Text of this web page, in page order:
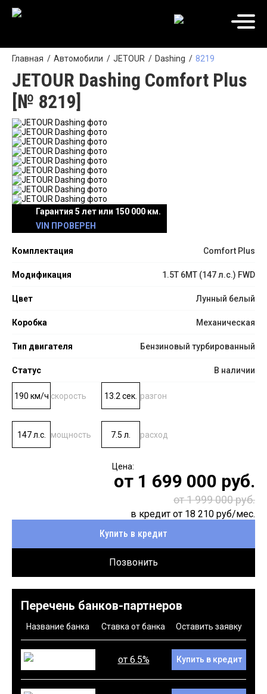
Главная Автомобили JETOUR Dashing 8219
JETOUR Dashing Comfort Plus
[№ 8219]
Гарантия 5 лет или 150 000 км.
VIN ПРОВЕРЕН
Комплектация Comfort Plus
Модификация 1.5T 6МТ (147 л.с.) FWD
Цвет Лунный белый
Коробка Механическая
Тип двигателя Бензиновый турбированный
Статус В наличии
190 км/ч скорость 13.2 сек. разгон
147 л.с. мощность 7.5 л. расход
от 1 699 000 руб.
от 1 999 000 руб.
в кредит от 18 210 руб/мес.
Купить в кредит
Позвонить
Перечень банков-партнеров
Название банка Ставка от банка Оставить заявку
от 6.5% Купить в кредит